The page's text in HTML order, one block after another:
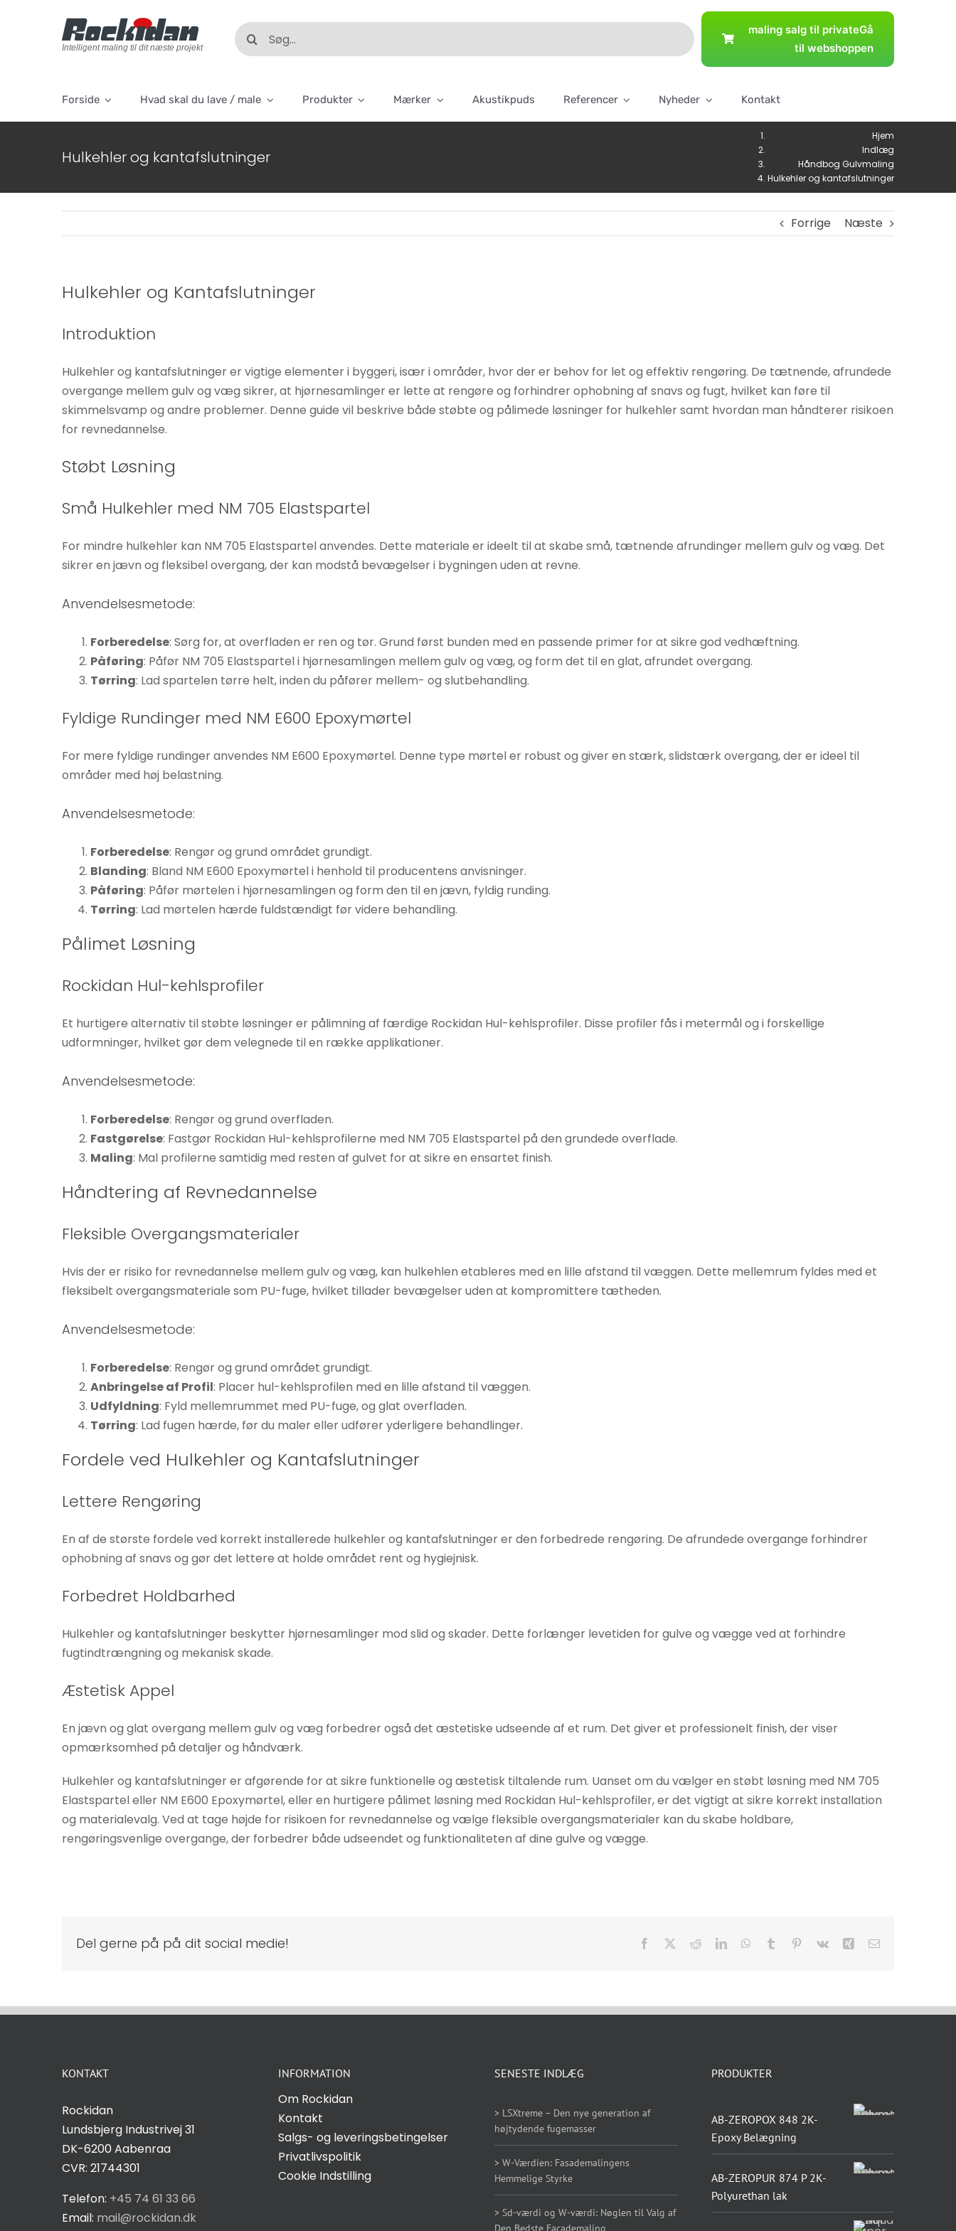
Intelligent maling til dit næste projekt
Søg
efter:
maling salg til privateGå
til webshoppen
Forside Hvad skal du lave / male Produkter Mærker Akustikpuds Referencer Nyheder Kontakt
Hulkehler og kantafslutninger
Hjem
Indlæg
Håndbog Gulvmaling
Hulkehler og kantafslutninger
Forrige Næste
Hulkehler og Kantafslutninger
Introduktion
Hulkehler og kantafslutninger er vigtige elementer i byggeri, især i områder, hvor der er behov for let og effektiv rengøring. De tætnende, afrundede
overgange mellem gulv og væg sikrer, at hjørnesamlinger er lette at rengøre og forhindrer ophobning af snavs og fugt, hvilket kan føre til
skimmelsvamp og andre problemer. Denne guide vil beskrive både støbte og pålimede løsninger for hulkehler samt hvordan man håndterer risikoen
for revnedannelse.
Støbt Løsning
Små Hulkehler med NM 705 Elastspartel
For mindre hulkehler kan NM 705 Elastspartel anvendes. Dette materiale er ideelt til at skabe små, tætnende afrundinger mellem gulv og væg. Det
sikrer en jævn og fleksibel overgang, der kan modstå bevægelser i bygningen uden at revne.
Anvendelsesmetode:
Forberedelse: Sørg for, at overfladen er ren og tør. Grund først bunden med en passende primer for at sikre god vedhæftning.
Påføring: Påfør NM 705 Elastspartel i hjørnesamlingen mellem gulv og væg, og form det til en glat, afrundet overgang.
Tørring: Lad spartelen tørre helt, inden du påfører mellem- og slutbehandling.
Fyldige Rundinger med NM E600 Epoxymørtel
For mere fyldige rundinger anvendes NM E600 Epoxymørtel. Denne type mørtel er robust og giver en stærk, slidstærk overgang, der er ideel til
områder med høj belastning.
Anvendelsesmetode:
Forberedelse: Rengør og grund området grundigt.
Blanding: Bland NM E600 Epoxymørtel i henhold til producentens anvisninger.
Påføring: Påfør mørtelen i hjørnesamlingen og form den til en jævn, fyldig runding.
Tørring: Lad mørtelen hærde fuldstændigt før videre behandling.
Pålimet Løsning
Rockidan Hul-kehlsprofiler
Et hurtigere alternativ til støbte løsninger er pålimning af færdige Rockidan Hul-kehlsprofiler. Disse profiler fås i metermål og i forskellige
udformninger, hvilket gør dem velegnede til en række applikationer.
Anvendelsesmetode:
Forberedelse: Rengør og grund overfladen.
Fastgørelse: Fastgør Rockidan Hul-kehlsprofilerne med NM 705 Elastspartel på den grundede overflade.
Maling: Mal profilerne samtidig med resten af gulvet for at sikre en ensartet finish.
Håndtering af Revnedannelse
Fleksible Overgangsmaterialer
Hvis der er risiko for revnedannelse mellem gulv og væg, kan hulkehlen etableres med en lille afstand til væggen. Dette mellemrum fyldes med et
fleksibelt overgangsmateriale som PU-fuge, hvilket tillader bevægelser uden at kompromittere tætheden.
Anvendelsesmetode:
Forberedelse: Rengør og grund området grundigt.
Anbringelse af Profil: Placer hul-kehlsprofilen med en lille afstand til væggen.
Udfyldning: Fyld mellemrummet med PU-fuge, og glat overfladen.
Tørring: Lad fugen hærde, før du maler eller udfører yderligere behandlinger.
Fordele ved Hulkehler og Kantafslutninger
Lettere Rengøring
En af de største fordele ved korrekt installerede hulkehler og kantafslutninger er den forbedrede rengøring. De afrundede overgange forhindrer
ophobning af snavs og gør det lettere at holde området rent og hygiejnisk.
Forbedret Holdbarhed
Hulkehler og kantafslutninger beskytter hjørnesamlinger mod slid og skader. Dette forlænger levetiden for gulve og vægge ved at forhindre
fugtindtrængning og mekanisk skade.
Æstetisk Appel
En jævn og glat overgang mellem gulv og væg forbedrer også det æstetiske udseende af et rum. Det giver et professionelt finish, der viser
opmærksomhed på detaljer og håndværk.
Hulkehler og kantafslutninger er afgørende for at sikre funktionelle og æstetisk tiltalende rum. Uanset om du vælger en støbt løsning med NM 705
Elastspartel eller NM E600 Epoxymørtel, eller en hurtigere pålimet løsning med Rockidan Hul-kehlsprofiler, er det vigtigt at sikre korrekt installation
og materialevalg. Ved at tage højde for risikoen for revnedannelse og vælge fleksible overgangsmaterialer kan du skabe holdbare,
rengøringsvenlige overgange, der forbedrer både udseendet og funktionaliteten af dine gulve og vægge.
Del gerne på på dit social medie! Facebook RedditLinkedInWhatsApp
Tumblr Pinterest
Vk Xing E-
KONTAKT
Rockidan
Lundsbjerg Industrivej 31
DK-6200 Aabenraa
CVR: 21744301
Telefon: +45 74 61 33 66
Email: mail@rockidan.dk
INFORMATION
Om Rockidan
Kontakt
Salgs- og leveringsbetingelser
Privatlivspolitik
Cookie Indstilling
SENESTE INDLÆG
> LSXtreme – Den nye generation af
højtydende fugemasser
> W-Værdien: Fasademalingens
Hemmelige Styrke
> Sd-værdi og W-værdi: Nøglen til Valg af
Den Bedste Facademaling
PRODUKTER
AB-ZEROPOX 848 2K-
Epoxy Belægning
AB-ZEROPUR 874 P 2K-
Polyurethan lak
Nødvendige
nødvendige
kan fungere.
Statistikker
For at vi kan
funktionalitet
fra hvordan
hjemmesiden
hjemmeside
skal fungere
så godt som
dit besøg.
nægter disse
forsvinder
hjemmesiden.
vores side,
øger du
for at se